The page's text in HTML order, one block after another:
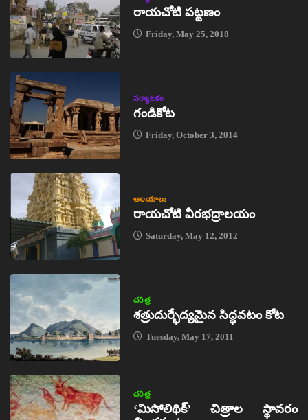
రాయచోటి పట్టణం
Friday, May 25, 2018
పర్యాటకం
గండికోట
Friday, October 3, 2014
ఆలయాలు
రాయచోటి వీరభద్రాలయం
Saturday, May 12, 2012
చరిత్ర
శత్రుదుర్భేద్యమైన సిద్ధవటం కోట
Tuesday, May 17, 2011
చరిత్ర
‘మిసోలిథిక్‌’ చిత్రాల స్థావరం